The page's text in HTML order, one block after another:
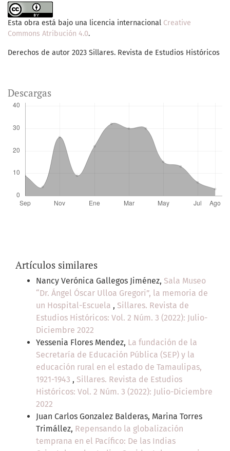
Esta obra está bajo una licencia internacional Creative
Commons Atribución 4.0.
Derechos de autor 2023 Sillares. Revista de Estudios Históricos
Descargas
Artículos similares
Nancy Verónica Gallegos Jiménez, Sala Museo
“Dr. Ángel Óscar Ulloa Gregori”, la memoria de
un Hospital-Escuela , Sillares. Revista de
Estudios Históricos: Vol. 2 Núm. 3 (2022): Julio-
Diciembre 2022
Yessenia Flores Mendez, La fundación de la
Secretaría de Educación Pública (SEP) y la
educación rural en el estado de Tamaulipas,
1921-1943 , Sillares. Revista de Estudios
Históricos: Vol. 2 Núm. 3 (2022): Julio-Diciembre
2022
Juan Carlos Gonzalez Balderas, Marina Torres
Trimállez, Repensando la globalización
temprana en el Pacífico: De las Indias